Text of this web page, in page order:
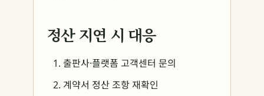
정산 지연 시 대응
출판사·플랫폼 고객센터 문의
계약서 정산 조항 재확인